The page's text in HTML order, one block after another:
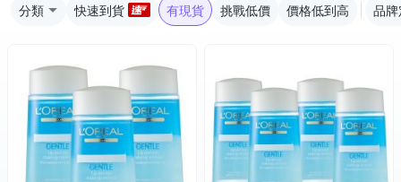
分類 快速到貨 有現貨 挑戰低價 價格低到高 品